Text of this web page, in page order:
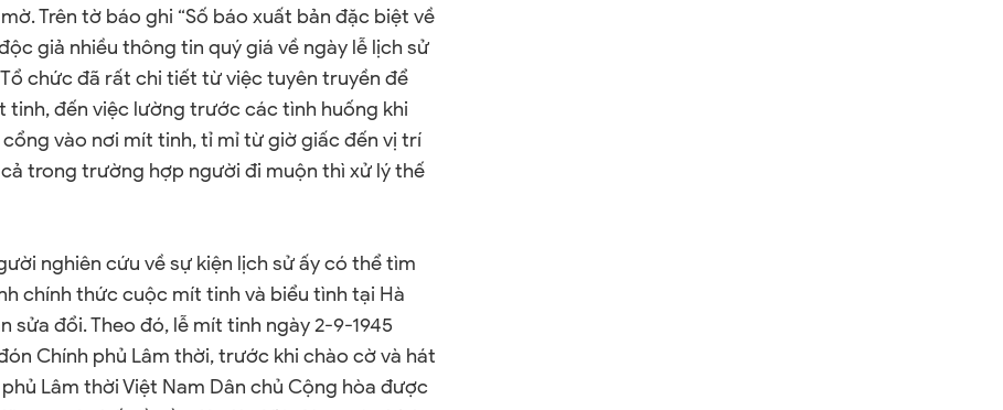
Trên tờ báo ghi “Số báo xuất bản đặc biệt về
giả nhiều thông tin quý giá về ngày lễ lịch sử
chức đã rất chi tiết từ việc tuyên truyền để
đến việc lường trước các tình huống khi
vào nơi mít tinh, tỉ mỉ từ giờ giấc đến vị trí
trong trường hợp người đi muộn thì xử lý thế
nghiên cứu về sự kiện lịch sử ấy có thể tìm
chính thức cuộc mít tinh và biểu tình tại Hà
sửa đổi. Theo đó, lễ mít tinh ngày 2-9-1945
Chính phủ Lâm thời, trước khi chào cờ và hát
phủ Lâm thời Việt Nam Dân chủ Cộng hòa được